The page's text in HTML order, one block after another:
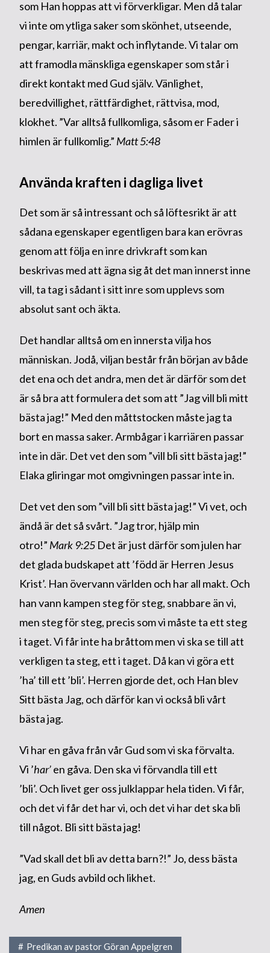
som Han hoppas att vi förverkligar. Men då talar
vi inte om ytliga saker som skönhet, utseende,
pengar, karriär, makt och inflytande. Vi talar om
att framodla mänskliga egenskaper som står i
direkt kontakt med Gud själv. Vänlighet,
beredvillighet, rättfärdighet, rättvisa, mod,
klokhet. ”Var alltså fullkomliga, såsom er Fader i
himlen är fullkomlig.” Matt 5:48
Använda kraften i dagliga livet
Det som är så intressant och så löftesrikt är att
sådana egenskaper egentligen bara kan erövras
genom att följa en inre drivkraft som kan
beskrivas med att ägna sig åt det man innerst inne
vill, ta tag i sådant i sitt inre som upplevs som
absolut sant och äkta.
Det handlar alltså om en innersta vilja hos
människan. Jodå, viljan består från början av både
det ena och det andra, men det är därför som det
är så bra att formulera det som att ”Jag vill bli mitt
bästa jag!” Med den måttstocken måste jag ta
bort en massa saker. Armbågar i karriären passar
inte in där. Det vet den som ”vill bli sitt bästa jag!”
Elaka gliringar mot omgivningen passar inte in.
Det vet den som ”vill bli sitt bästa jag!” Vi vet, och
ändå är det så svårt. ”Jag tror, hjälp min
otro!” Mark 9:25Det är just därför som julen har
det glada budskapet att ’född är Herren Jesus
Krist’. Han övervann världen och har all makt. Och
han vann kampen steg för steg, snabbare än vi,
men steg för steg, precis som vi måste ta ett steg
i taget. Vi får inte ha bråttom men vi ska se till att
verkligen ta steg, ett i taget. Då kan vi göra ett
’ha’ till ett ’bli’. Herren gjorde det, och Han blev
Sitt bästa Jag, och därför kan vi också bli vårt
bästa jag.
Vi har en gåva från vår Gud som vi ska förvalta.
Vi ’har’en gåva. Den ska vi förvandla till ett
’bli’. Och livet ger oss julklappar hela tiden. Vi får,
och det vi får det har vi, och det vi har det ska bli
till något. Bli sitt bästa jag!
”Vad skall det bli av detta barn?!” Jo, dess bästa
jag, en Guds avbild och likhet.
Amen
Predikan av pastor Göran Appelgren